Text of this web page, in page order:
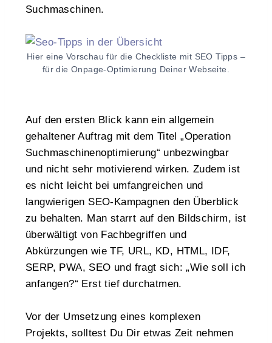
Suchmaschinen.
Hier eine Vorschau für die Checkliste mit SEO Tipps –
für die Onpage-Optimierung Deiner Webseite.
Auf den ersten Blick kann ein allgemein
gehaltener Auftrag mit dem Titel „Operation
Suchmaschinenoptimierung“ unbezwingbar
und nicht sehr motivierend wirken. Zudem ist
es nicht leicht bei umfangreichen und
langwierigen SEO-Kampagnen den Überblick
zu behalten. Man starrt auf den Bildschirm, ist
überwältigt von Fachbegriffen und
Abkürzungen wie TF, URL, KD, HTML, IDF,
SERP, PWA, SEO und fragt sich: „Wie soll ich
anfangen?“ Erst tief durchatmen.
Vor der Umsetzung eines komplexen
Projekts, solltest Du Dir etwas Zeit nehmen